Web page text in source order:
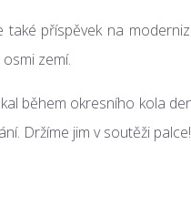
příspěvek na
zemí.
během okresního kola
Držíme jim v soutěži palce!